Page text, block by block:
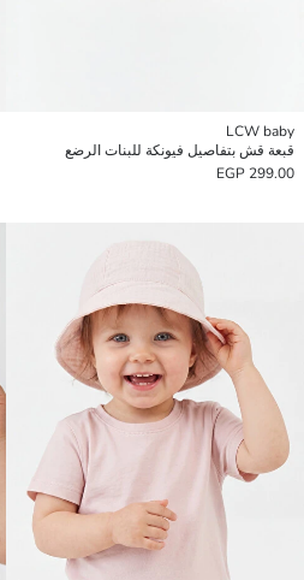
LCW baby
قبعة قش بتفاصيل فيونكة للبنات الرضع
299.00 EGP